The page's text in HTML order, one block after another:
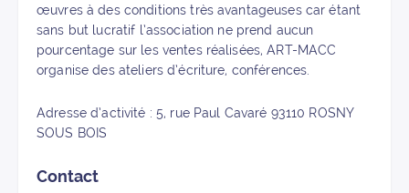
œuvres à des conditions très avantageuses car étant
sans but lucratif l’association ne prend aucun
pourcentage sur les ventes réalisées, ART-MACC
organise des ateliers d’écriture, conférences.
Adresse d’activité : 5, rue Paul Cavaré 93110 ROSNY
SOUS BOIS
Contact